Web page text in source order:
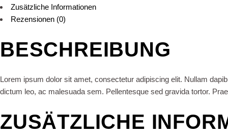
Zusätzliche Informationen
Rezensionen (0)
BESCHREIBUNG
Lorem ipsum dolor sit amet, consectetur adipiscing elit. Nullam
dictum leo, ac malesuada sem. Pellentesque sed gravida tortor.
ZUSÄTZLICHE